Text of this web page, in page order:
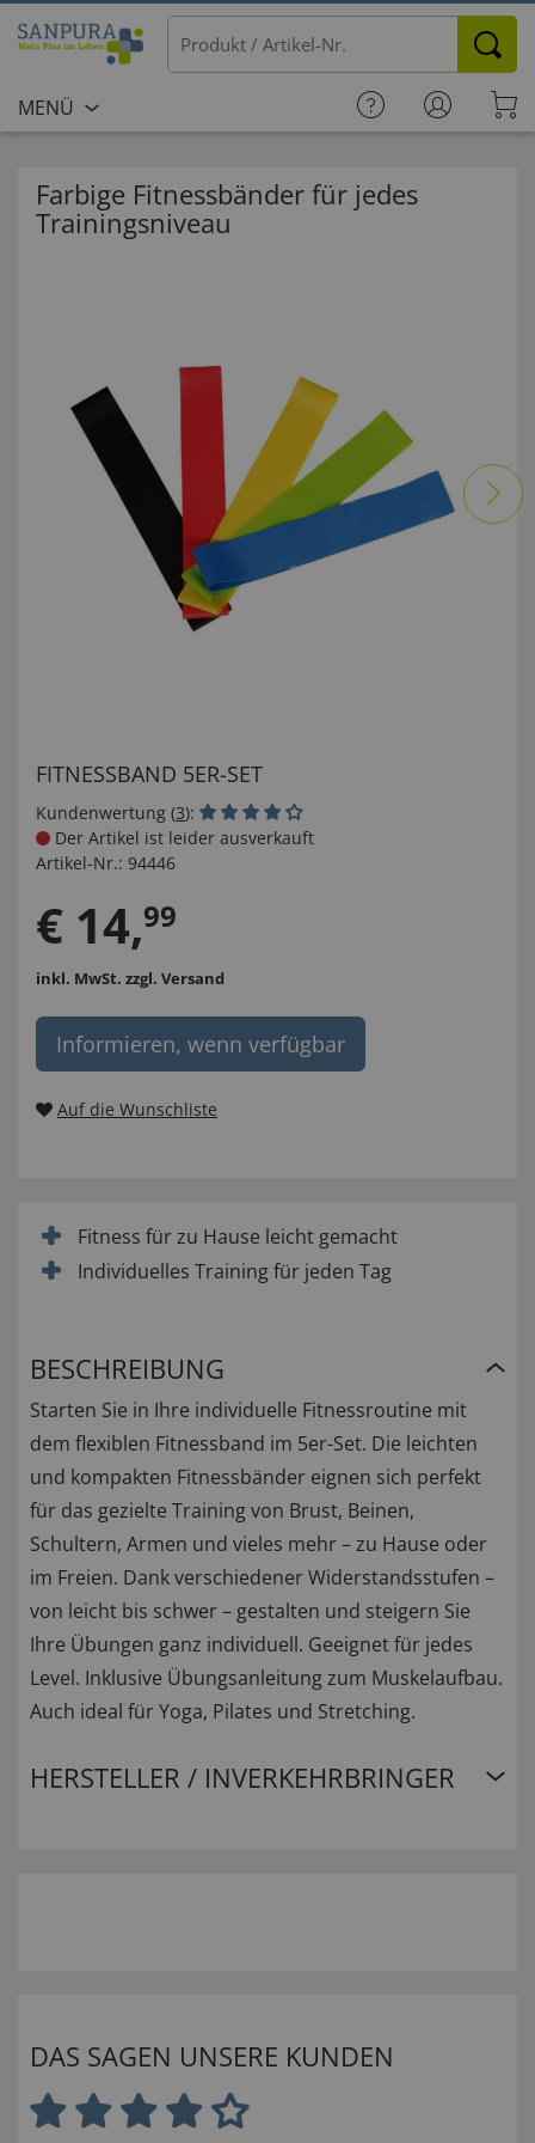
MENÜ
Farbige Fitnessbänder für jedes
Trainingsniveau
FITNESSBAND 5ER-SET
Kundenwertung (3):
Der Artikel ist leider ausverkauft
Artikel-Nr.: 94446
€ 14,99
inkl. MwSt. zzgl. Versand
Informieren, wenn verfügbar
Auf die Wunschliste
Fitness für zu Hause leicht gemacht
Individuelles Training für jeden Tag
BESCHREIBUNG
Starten Sie in Ihre individuelle Fitnessroutine mit
dem flexiblen Fitnessband im 5er-Set. Die leichten
und kompakten Fitnessbänder eignen sich perfekt
für das gezielte Training von Brust, Beinen,
Schultern, Armen und vieles mehr – zu Hause oder
im Freien. Dank verschiedener Widerstandsstufen –
von leicht bis schwer – gestalten und steigern Sie
Ihre Übungen ganz individuell. Geeignet für jedes
Level. Inklusive Übungsanleitung zum Muskelaufbau.
Auch ideal für Yoga, Pilates und Stretching.
HERSTELLER / INVERKEHRBRINGER
DAS SAGEN UNSERE KUNDEN